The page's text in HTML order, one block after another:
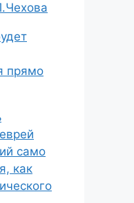
прямо
само
как